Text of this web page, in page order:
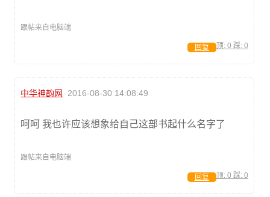
跟帖来自电脑端
顶: 0 踩: 0
回复
中华神韵网 2016-08-30 14:08:49
呵呵 我也许应该想象给自己这部书起什么名字了
跟帖来自电脑端
顶: 0 踩: 0
回复